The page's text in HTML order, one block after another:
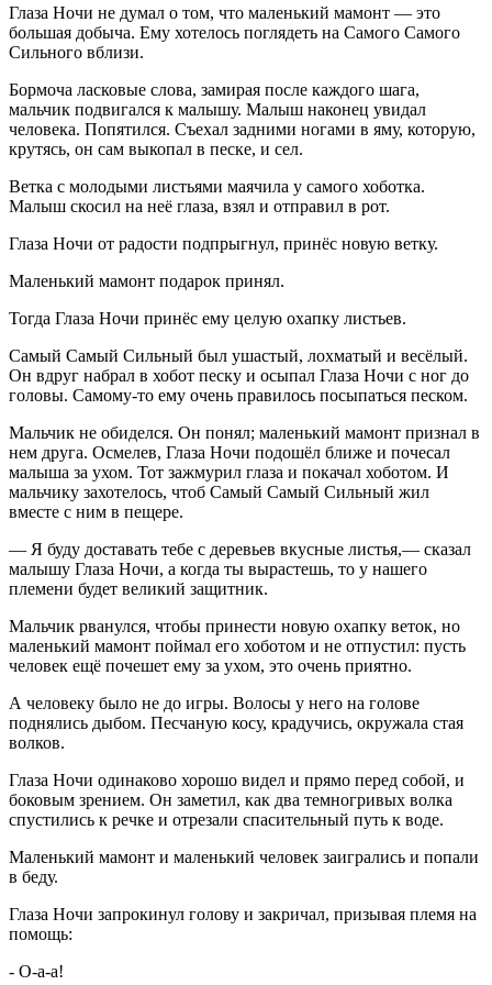
Глаза Ночи не думал о том, что маленький мамонт — это
большая добыча. Ему хотелось поглядеть на Самого Самого
Сильного вблизи.
Бормоча ласковые слова, замирая после каждого шага,
мальчик подвигался к малышу. Малыш наконец увидал
человека. Попятился. Съехал задними ногами в яму, которую,
крутясь, он сам выкопал в песке, и сел.
Ветка с молодыми листьями маячила у самого хоботка.
Малыш скосил на неё глаза, взял и отправил в рот.
Глаза Ночи от радости подпрыгнул, принёс новую ветку.
Маленький мамонт подарок принял.
Тогда Глаза Ночи принёс ему целую охапку листьев.
Самый Самый Сильный был ушастый, лохматый и весёлый.
Он вдруг набрал в хобот песку и осыпал Глаза Ночи с ног до
головы. Самому-то ему очень правилось посыпаться песком.
Мальчик не обиделся. Он понял; маленький мамонт признал в
нем друга. Осмелев, Глаза Ночи подошёл ближе и почесал
малыша за ухом. Тот зажмурил глаза и покачал хоботом. И
мальчику захотелось, чтоб Самый Самый Сильный жил
вместе с ним в пещере.
— Я буду доставать тебе с деревьев вкусные листья,— сказал
малышу Глаза Ночи, а когда ты вырастешь, то у нашего
племени будет великий защитник.
Мальчик рванулся, чтобы принести новую охапку веток, но
маленький мамонт поймал его хоботом и не отпустил: пусть
человек ещё почешет ему за ухом, это очень приятно.
А человеку было не до игры. Волосы у него на голове
поднялись дыбом. Песчаную косу, крадучись, окружала стая
волков.
Глаза Ночи одинаково хорошо видел и прямо перед собой, и
боковым зрением. Он заметил, как два темногривых волка
спустились к речке и отрезали спасительный путь к воде.
Маленький мамонт и маленький человек заигрались и попали
в беду.
Глаза Ночи запрокинул голову и закричал, призывая племя на
помощь:
- О-а-а!